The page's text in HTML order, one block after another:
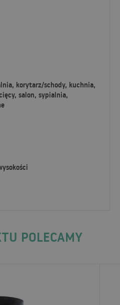
korytarz/schody, kuchnia,
salon, sypialnia,
POLECAMY